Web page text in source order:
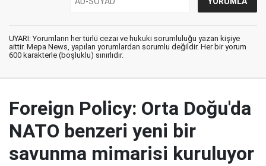
UYARI: Yorumların her türlü cezai ve hukuki sorumluluğu yazan kişiye
aittir. Mepa News, yapılan yorumlardan sorumlu değildir. Her bir yorum
600 karakterle (boşluklu) sınırlıdır.
Foreign Policy: Orta Doğu'da
NATO benzeri yeni bir
savunma mimarisi kuruluyor